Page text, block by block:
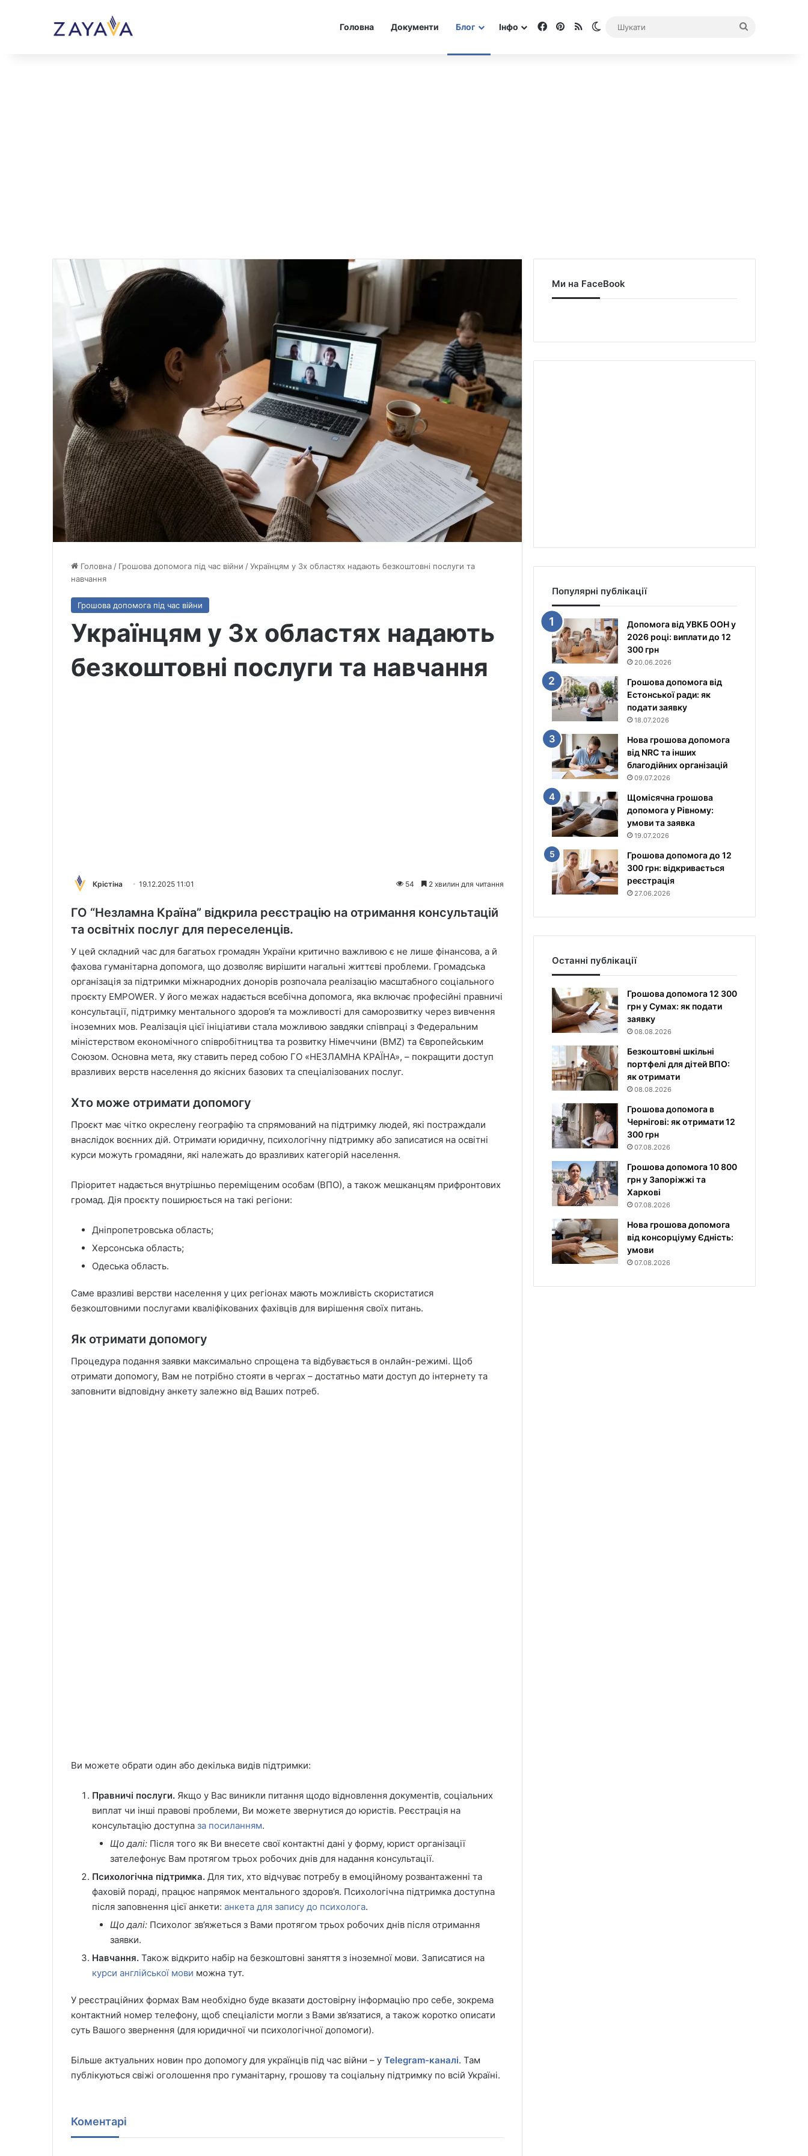
Головна Документи Блог Інфо Facebook
Pinterest
RSS Switch skin
Головна / Грошова допомога під час війни /Українцям у 3х областях надають безкоштовні послуги та
навчання
Грошова допомога під час війни
Українцям у 3х областях надають
безкоштовні послуги та навчання
Крістіна 19.12.2025 11:01 54 2 хвилин для читання
ГО “Незламна Країна” відкрила реєстрацію на отримання консультацій
та освітніх послуг для переселенців.
У цей складний час для багатьох громадян України критично важливою є не лише фінансова, а й
фахова гуманітарна допомога, що дозволяє вирішити нагальні життєві проблеми. Громадська
організація за підтримки міжнародних донорів розпочала реалізацію масштабного соціального
проєкту EMPOWER. У його межах надається всебічна допомога, яка включає професійні правничі
консультації, підтримку ментального здоров’я та можливості для саморозвитку через вивчення
іноземних мов. Реалізація цієї ініціативи стала можливою завдяки співпраці з Федеральним
міністерством економічного співробітництва та розвитку Німеччини (BMZ) та Європейським
Союзом. Основна мета, яку ставить перед собою ГО «НЕЗЛАМНА КРАЇНА», – покращити доступ
вразливих верств населення до якісних базових та спеціалізованих послуг.
Хто може отримати допомогу
Проєкт має чітко окреслену географію та спрямований на підтримку людей, які постраждали
внаслідок воєнних дій. Отримати юридичну, психологічну підтримку або записатися на освітні
курси можуть громадяни, які належать до вразливих категорій населення.
Пріоритет надається внутрішньо переміщеним особам (ВПО), а також мешканцям прифронтових
громад. Дія проєкту поширюється на такі регіони:
Дніпропетровська область;
Херсонська область;
Одеська область.
Саме вразливі верстви населення у цих регіонах мають можливість скористатися
безкоштовними послугами кваліфікованих фахівців для вирішення своїх питань.
Як отримати допомогу
Процедура подання заявки максимально спрощена та відбувається в онлайн-режимі. Щоб
отримати допомогу, Вам не потрібно стояти в чергах – достатньо мати доступ до інтернету та
заповнити відповідну анкету залежно від Ваших потреб.
Ви можете обрати один або декілька видів підтримки:
Правничі послуги. Якщо у Вас виникли питання щодо відновлення документів, соціальних
виплат чи інші правові проблеми, Ви можете звернутися до юристів. Реєстрація на
консультацію доступна за посиланням.
Що далі: Після того як Ви внесете свої контактні дані у форму, юрист організації
зателефонує Вам протягом трьох робочих днів для надання консультації.
Психологічна підтримка. Для тих, хто відчуває потребу в емоційному розвантаженні та
фаховій пораді, працює напрямок ментального здоров’я. Психологічна підтримка доступна
після заповнення цієї анкети: анкета для запису до психолога.
Що далі: Психолог зв’яжеться з Вами протягом трьох робочих днів після отримання
заявки.
Навчання. Також відкрито набір на безкоштовні заняття з іноземної мови. Записатися на
курси англійської мови можна тут.
У реєстраційних формах Вам необхідно буде вказати достовірну інформацію про себе, зокрема
контактний номер телефону, щоб спеціалісти могли з Вами зв’язатися, а також коротко описати
суть Вашого звернення (для юридичної чи психологічної допомоги).
Більше актуальних новин про допомогу для українців під час війни – у Telegram-каналі. Там
публікуються свіжі оголошення про гуманітарну, грошову та соціальну підтримку по всій Україні.
Коментарі
Ми на FaceBook
Популярні публікації
Допомога від УВКБ ООН у
2026 році: виплати до 12
300 грн
20.06.2026
Грошова допомога від
Естонської ради: як
подати заявку
18.07.2026
Нова грошова допомога
від NRC та інших
благодійних організацій
09.07.2026
Щомісячна грошова
допомога у Рівному:
умови та заявка
19.07.2026
Грошова допомога до 12
300 грн: відкривається
реєстрація
27.06.2026
Останні публікації
Грошова допомога 12 300
грн у Сумах: як подати
заявку
08.08.2026
Безкоштовні шкільні
портфелі для дітей ВПО:
як отримати
08.08.2026
Грошова допомога в
Чернігові: як отримати 12
300 грн
07.08.2026
Грошова допомога 10 800
грн у Запоріжжі та
Харкові
07.08.2026
Нова грошова допомога
від консорціуму Єдність:
умови
07.08.2026